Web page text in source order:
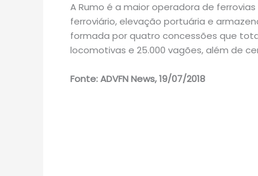
A Rumo é a maior operadora de
ferroviário, elevação portuária e
formada por quatro concessões que
locomotivas e 25.000 vagões, além de
Fonte: ADVFN News, 19/07/2018